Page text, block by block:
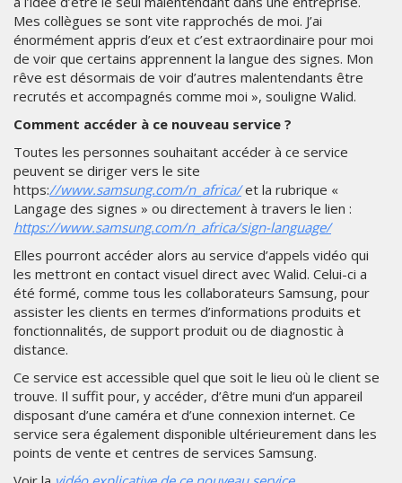
Mes collègues se sont vite rapprochés de moi. J’ai
énormément appris d’eux et c’est extraordinaire pour moi
de voir que certains apprennent la langue des signes. Mon
rêve est désormais de voir d’autres malentendants être
recrutés et accompagnés comme moi », souligne Walid.
Comment accéder à ce nouveau service ?
Toutes les personnes souhaitant accéder à ce service
peuvent se diriger vers le site
https://www.samsung.com/n_africa/et la rubrique «
Langage des signes » ou directement à travers le lien :
https://www.samsung.com/n_africa/sign-language/
Elles pourront accéder alors au service d’appels vidéo qui
les mettront en contact visuel direct avec Walid. Celui-ci a
été formé, comme tous les collaborateurs Samsung, pour
assister les clients en termes d’informations produits et
fonctionnalités, de support produit ou de diagnostic à
distance.
Ce service est accessible quel que soit le lieu où le client se
trouve. Il suffit pour, y accéder, d’être muni d’un appareil
disposant d’une caméra et d’une connexion internet. Ce
service sera également disponible ultérieurement dans les
points de vente et centres de services Samsung.